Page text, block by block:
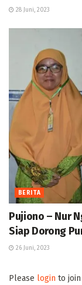
28 Juni, 2023
BERITA
Pujiono – Nur
Siap Dorong
26 Juni, 2023
Please login to